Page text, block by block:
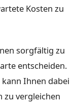
Kosten zu
sorgfältig zu
entscheiden.
kann Ihnen dabei
zu vergleichen